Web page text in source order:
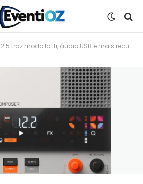
lo-fi, áudio USB e mais recursos ao sampler KO II da Teenage Engineering